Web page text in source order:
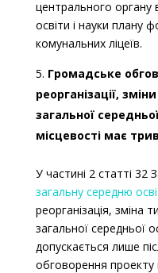
центрального органу
освіти і науки плану
комунальних ліцеїв.
Громадське
реорганізації,
загальної
місцевості має
У частині 2 статті 32
загальну середню
реорганізація, зміна
загальної середньої
допускається лише
обговорення проекту